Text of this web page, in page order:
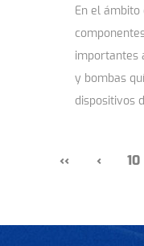
En el
importantes
y bombas
dispositivos
‹‹ ‹ 10